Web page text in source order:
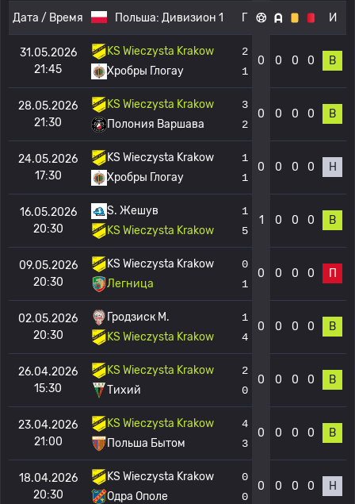
Дата / Время Польша: Дивизион 1 Г И
31.05.2026
21:45
KS Wieczysta Krakow
Хробры Глогау
2
1
0 0 0 0 В
28.05.2026
21:30
KS Wieczysta Krakow
Полония Варшава
3
2
0 0 0 0 В
24.05.2026
17:30
KS Wieczysta Krakow
Хробры Глогау
1
1
0 0 0 0 Н
16.05.2026
20:30
S. Жешув
KS Wieczysta Krakow
1
5
1 0 0 0 В
09.05.2026
20:30
KS Wieczysta Krakow
Легница
0
1
0 0 0 0 П
02.05.2026
20:30
Гродзиск М.
KS Wieczysta Krakow
1
4
0 0 0 0 В
26.04.2026
15:30
KS Wieczysta Krakow
Тихий
2
0
0 0 0 0 В
23.04.2026
21:00
KS Wieczysta Krakow
Польша Бытом
4
3
0 0 0 0 В
18.04.2026
20:30
KS Wieczysta Krakow
Одра Ополе
0
0
0 0 0 0 Н